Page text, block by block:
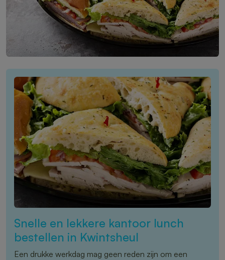
Snelle en lekkere kantoor lunch
bestellen in Kwintsheul
Een drukke werkdag mag geen reden zijn om een